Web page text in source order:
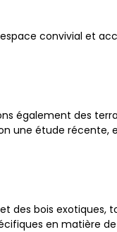
convivial et
également des
une étude récente,
des bois
en matière